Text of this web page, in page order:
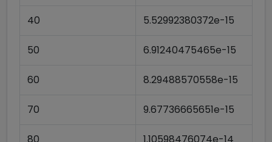
40 5.52992380372e-15
50 6.91240475465e-15
60 8.29488570558e-15
70 9.67736665651e-15